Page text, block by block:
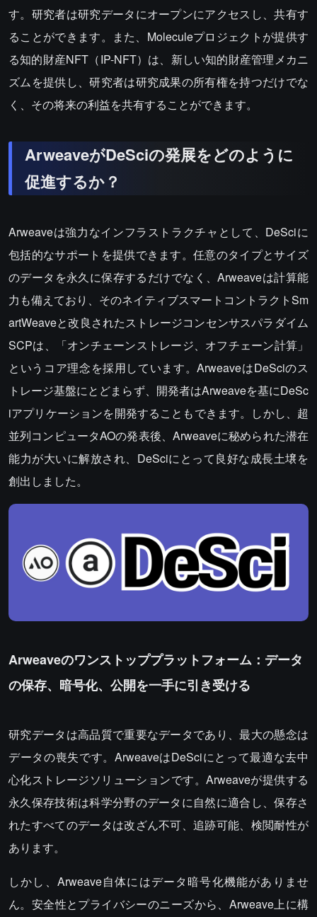
す。研究者は研究データにオープンにアクセスし、共有す
ることができます。また、Moleculeプロジェクトが提供す
る知的財産NFT（IP-NFT）は、新しい知的財産管理メカニ
ズムを提供し、研究者は研究成果の所有権を持つだけでな
く、その将来の利益を共有することができます。
ArweaveがDeSciの発展をどのように
促進するか？
Arweaveは強力なインフラストラクチャとして、DeSciに
包括的なサポートを提供できます。任意のタイプとサイズ
のデータを永久に保存するだけでなく、Arweaveは計算能
力も備えており、そのネイティブスマートコントラクトSm
artWeaveと改良されたストレージコンセンサスパラダイム
SCPは、「オンチェーンストレージ、オフチェーン計算」
というコア理念を採用しています。ArweaveはDeSciのス
トレージ基盤にとどまらず、開発者はArweaveを基にDeSc
iアプリケーションを開発することもできます。しかし、超
並列コンピュータAOの発表後、Arweaveに秘められた潜在
能力が大いに解放され、DeSciにとって良好な成長土壌を
創出しました。
Arweaveのワンストッププラットフォーム：データ
の保存、暗号化、公開を一手に引き受ける
研究データは高品質で重要なデータであり、最大の懸念は
データの喪失です。ArweaveはDeSciにとって最適な去中
心化ストレージソリューションです。Arweaveが提供する
永久保存技術は科学分野のデータに自然に適合し、保存さ
れたすべてのデータは改ざん不可、追跡可能、検閲耐性が
あります。
しかし、Arweave自体にはデータ暗号化機能がありませ
ん。安全性とプライバシーのニーズから、Arweave上に構